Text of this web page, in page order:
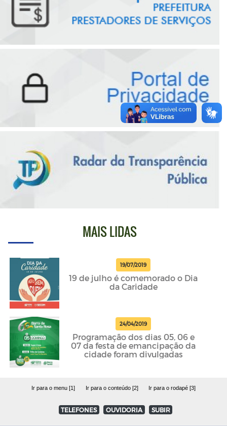
MAIS LIDAS
19/07/2019
19 de julho é comemorado o Dia
da Caridade
24/04/2019
Programação dos dias 05, 06 e
07 da festa de emancipação da
cidade foram divulgadas
Ir para o menu [1] Ir para o conteúdo [2] Ir para o rodapé [3]
TELEFONES OUVIDORIA SUBIR